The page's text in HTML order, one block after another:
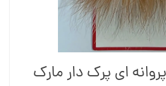
ای پرک دار مارک